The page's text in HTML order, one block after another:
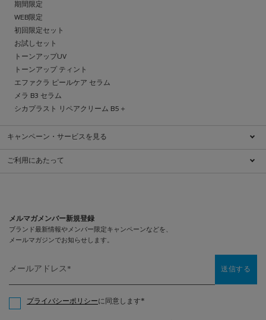
期間限定
WEB限定
初回限定セット
お試しセット
トーンアップUV
トーンアップ ティント
エファクラ ピールケア セラム
メラ B3 セラム
シカプラスト リペアクリーム B5＋
キャンペーン・サービスを見る
キャンペーン一覧
ショッピングガイド
メンバーシッププログラム
ご利用にあたって
プライバシーポリシー
プライバシーポリシー（医療従事者向け）
お問い合わせ
サイトマップ
メルマガメンバー新規登録
メールアドレス * 送信する
プライバシーポリシーに同意します*